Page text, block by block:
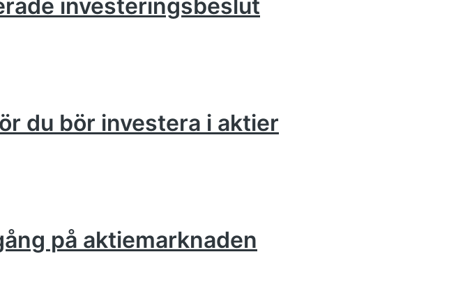
investeringsbeslut
du bör investera i aktier
på aktiemarknaden